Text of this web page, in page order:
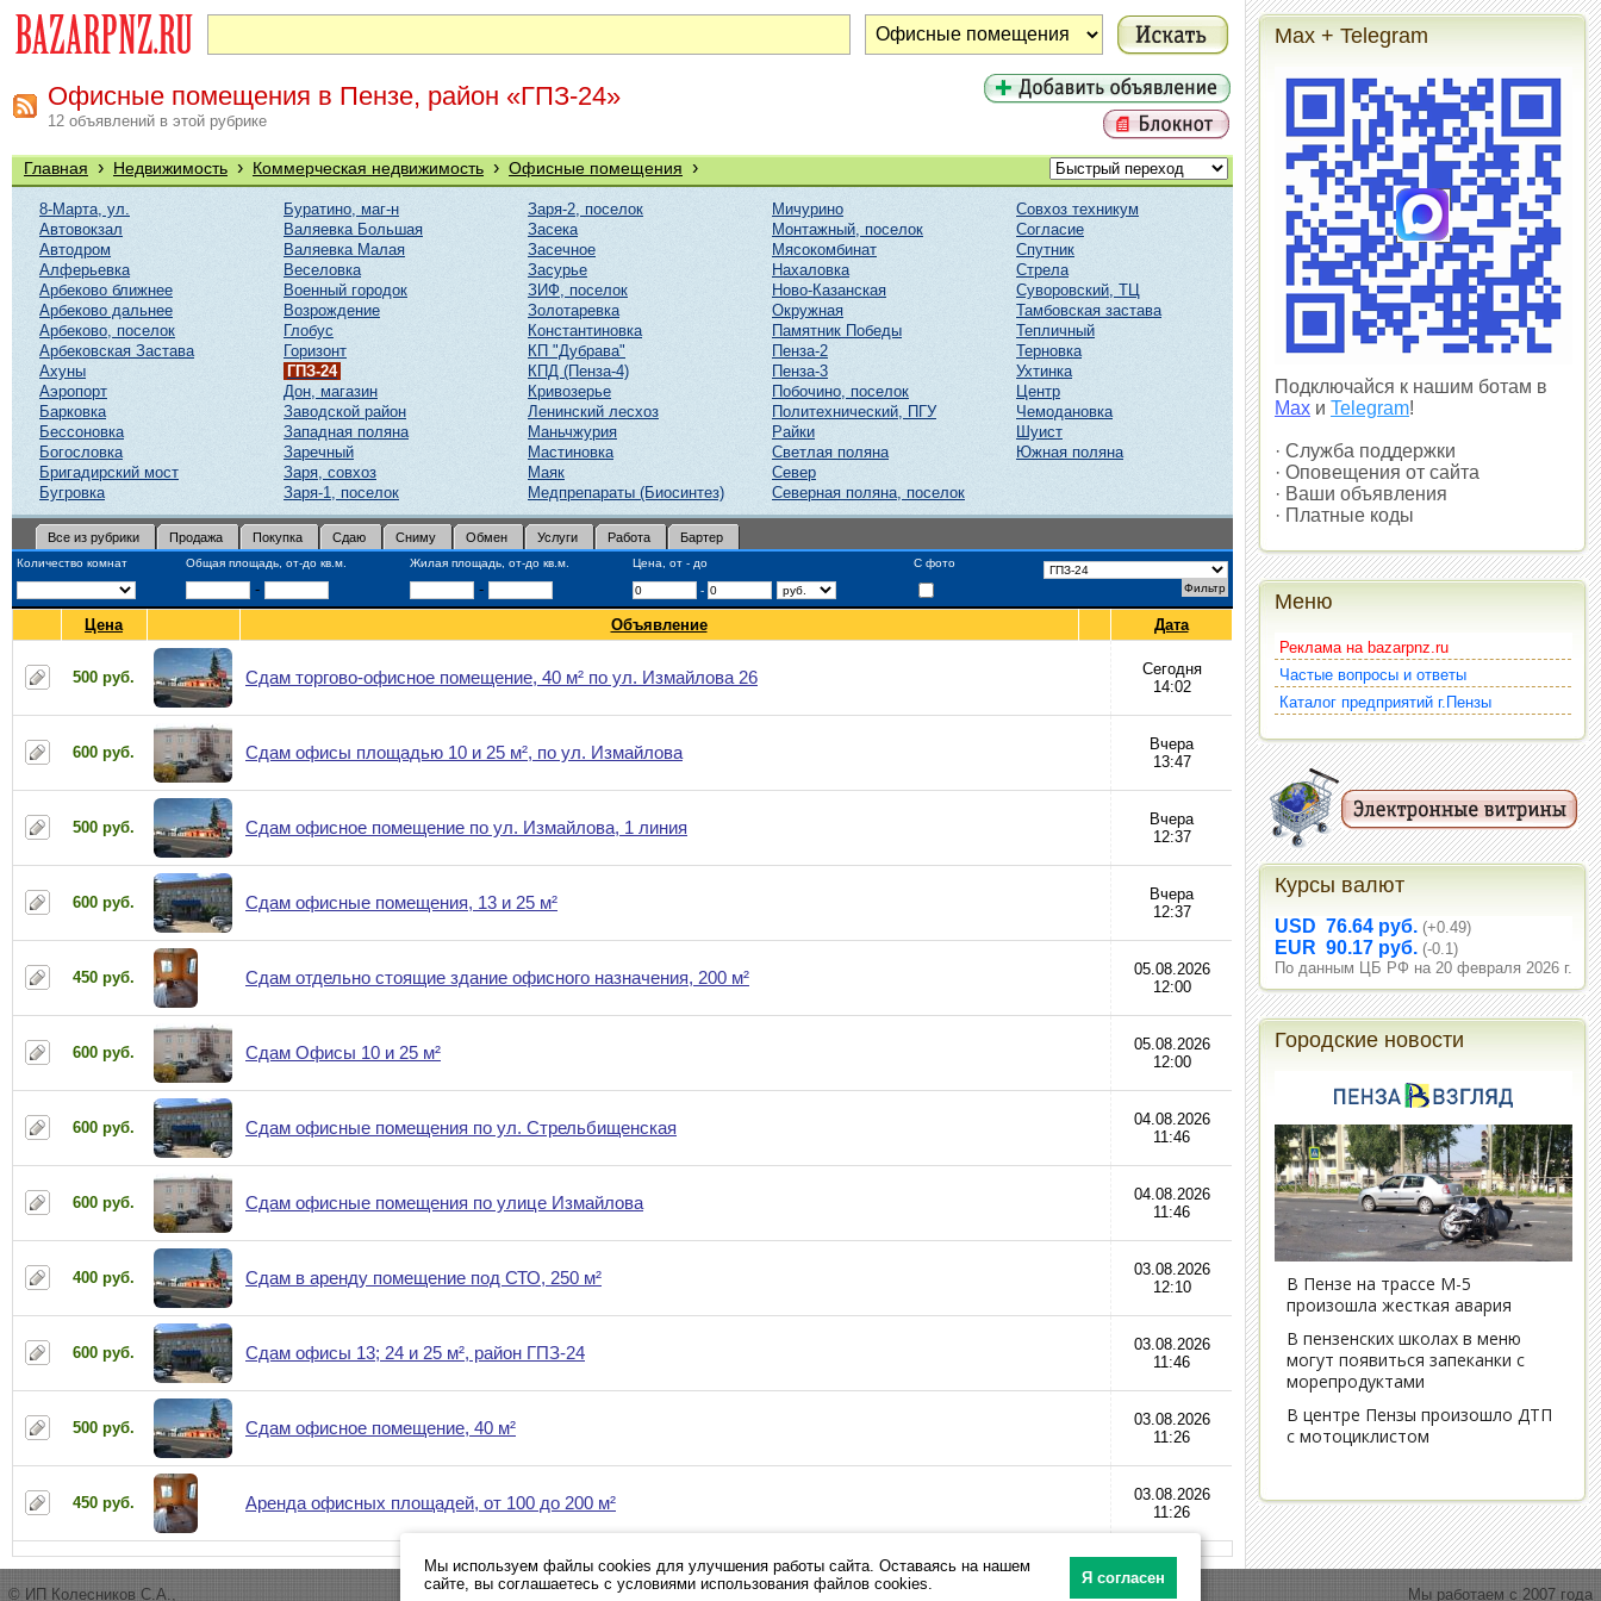
Офисные помещения в Пензе, район «ГПЗ-24»
12 объявлений в этой рубрике
Главная › Недвижимость › Коммерческая недвижимость › Офисные помещения ›
8-Марта, ул.
Автовокзал
Автодром
Алферьевка
Арбеково ближнее
Арбеково дальнее
Арбеково, поселок
Арбековская Застава
Ахуны
Аэропорт
Барковка
Бессоновка
Богословка
Бригадирский мост
Бугровка
Буратино, маг-н
Валяевка Большая
Валяевка Малая
Веселовка
Военный городок
Возрождение
Глобус
Горизонт
ГПЗ-24
Дон, магазин
Заводской район
Западная поляна
Заречный
Заря, совхоз
Заря-1, поселок
Заря-2, поселок
Засека
Засечное
Засурье
ЗИФ, поселок
Золотаревка
Константиновка
КП "Дубрава"
КПД (Пенза-4)
Кривозерье
Ленинский лесхоз
Маньчжурия
Мастиновка
Маяк
Медпрепараты (Биосинтез)
Мичурино
Монтажный, поселок
Мясокомбинат
Нахаловка
Ново-Казанская
Окружная
Памятник Победы
Пенза-2
Пенза-3
Побочино, поселок
Политехнический, ПГУ
Райки
Светлая поляна
Север
Северная поляна, поселок
Совхоз техникум
Согласие
Спутник
Стрела
Суворовский, ТЦ
Тамбовская застава
Тепличный
Терновка
Ухтинка
Центр
Чемодановка
Шуист
Южная поляна
Все из рубрики Продажа Покупка Сдаю Сниму Обмен Услуги Работа Бартер
Количество комнат Общая площадь, от-до кв.м. Жилая площадь, от-до кв.м. Цена, от - до С фото
- - -
Цена Объявление Дата
500 руб. Сдам торгово-офисное помещение, 40 м² по ул. Измайлова 26
Сегодня
14:02
600 руб. Сдам офисы площадью 10 и 25 м², по ул. Измайлова
Вчера
13:47
500 руб. Сдам офисное помещение по ул. Измайлова, 1 линия
Вчера
12:37
600 руб. Сдам офисные помещения, 13 и 25 м²
Вчера
12:37
450 руб. Сдам отдельно стоящие здание офисного назначения, 200 м²
05.08.2026
12:00
600 руб. Сдам Офисы 10 и 25 м²
05.08.2026
12:00
600 руб. Сдам офисные помещения по ул. Стрельбищенская
04.08.2026
11:46
600 руб. Сдам офисные помещения по улице Измайлова
04.08.2026
11:46
400 руб. Сдам в аренду помещение под СТО, 250 м²
03.08.2026
12:10
600 руб. Сдам офисы 13; 24 и 25 м², район ГПЗ-24
03.08.2026
11:46
500 руб. Сдам офисное помещение, 40 м²
03.08.2026
11:26
450 руб. Аренда офисных площадей, от 100 до 200 м²
03.08.2026
11:26
Max + Telegram
Подключайся к нашим ботам в
Max и Telegram!
· Служба поддержки
· Оповещения от сайта
· Ваши объявления
· Платные коды
Меню
Реклама на bazarpnz.ru
Частые вопросы и ответы
Каталог предприятий г.Пензы
Курсы валют
USD 76.64 руб. (+0.49)
EUR 90.17 руб. (-0.1)
По данным ЦБ РФ на 20 февраля 2026 г.
Городские новости
© ИП Колесников С.А., Мы работаем с 2007 года
Мы используем файлы cookies для улучшения работы сайта. Оставаясь на нашем
сайте, вы соглашаетесь с условиями использования файлов cookies.
Я согласен